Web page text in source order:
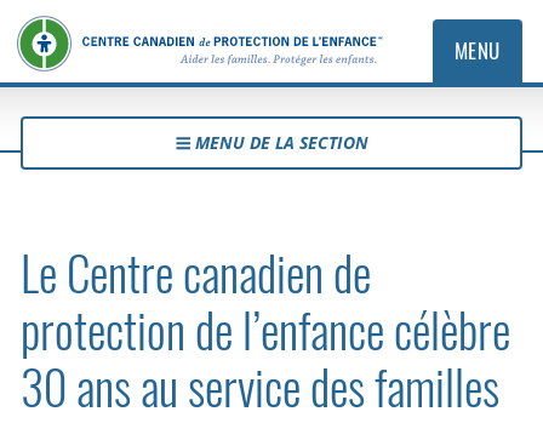
MENU
MENU DE LA SECTION
Le Centre canadien de
protection de l’enfance célèbre
30 ans au service des familles